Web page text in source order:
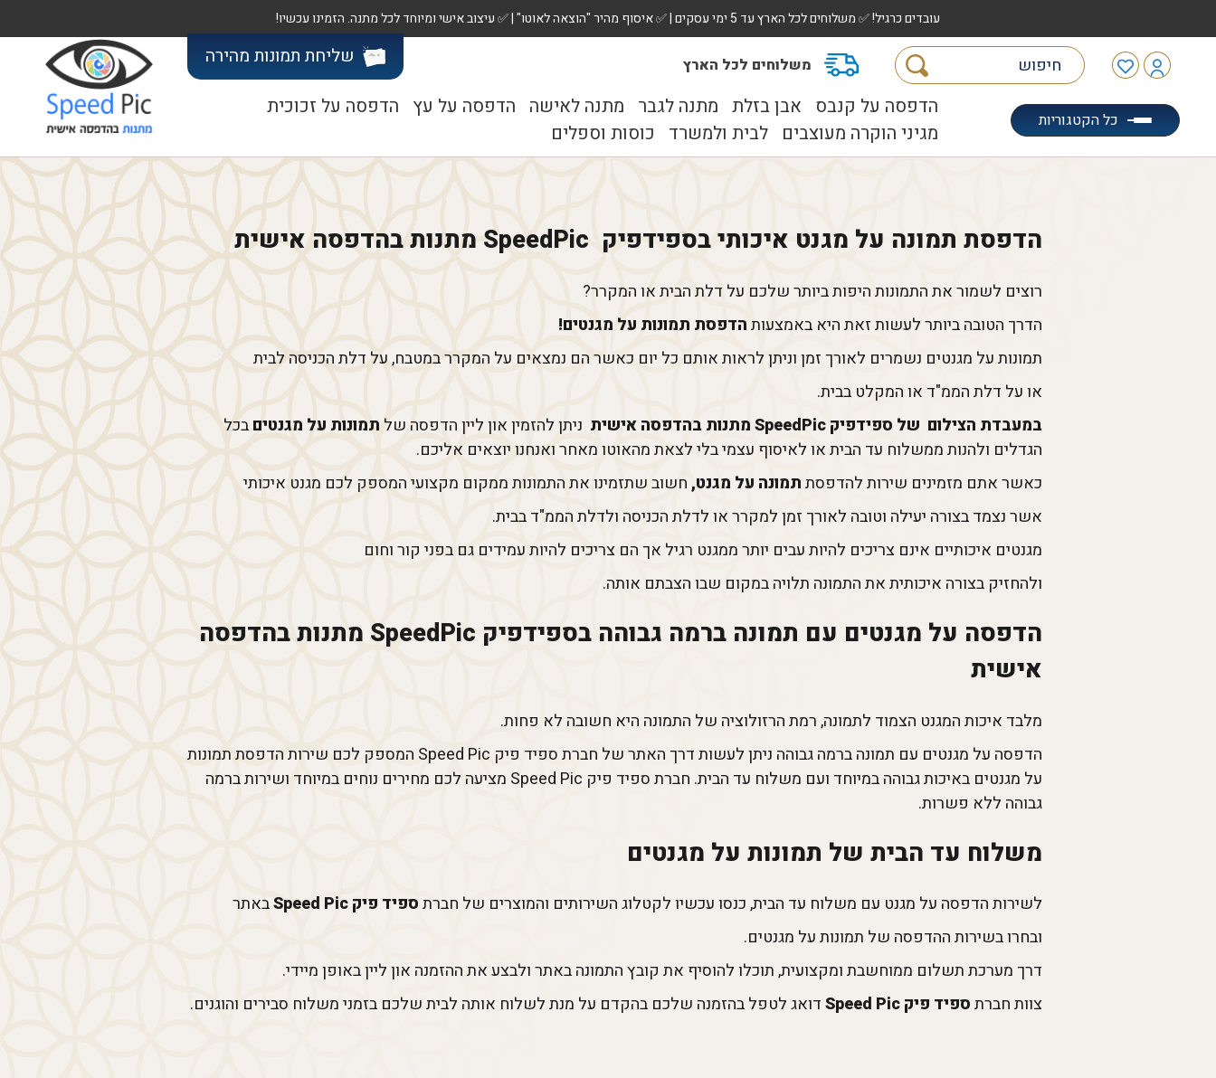
עובדים כרגיל! ✅ משלוחים לכל הארץ עד 5 ימי עסקים | ✅ איסוף מהיר "הוצאה לאוטו" | ✅ עיצוב אישי ומיוחד לכל מתנה. הזמינו עכשיו!
משלוחים לכל הארץ שליחת תמונות מהירה
כל הקטגוריות
הדפסה על קנבס אבן בזלת מתנה לגבר מתנה לאישה הדפסה על עץ הדפסה על זכוכית
מגיני הוקרה מעוצבים לבית ולמשרד כוסות וספלים
הדפסת תמונה על מגנט איכותי בספידפיק SpeedPic מתנות בהדפסה אישית
רוצים לשמור את התמונות היפות ביותר שלכם על דלת הבית או המקרר?
הדרך הטובה ביותר לעשות זאת היא באמצעותהדפסת תמונות על מגנטים!
תמונות על מגנטים נשמרים לאורך זמן וניתן לראות אותם כל יום כאשר הם נמצאים על המקרר במטבח, על דלת הכניסה לבית
או על דלת הממ"ד או המקלט בבית.
במעבדת הצילום של ספידפיק SpeedPic מתנות בהדפסה אישית
ניתן להזמין און ליין הדפסה של תמונות על מגנטיםבכל
הגדלים ולהנות ממשלוח עד הבית או לאיסוף עצמי בלי לצאת מהאוטו מאחר ואנחנו יוצאים אליכם.
כאשר אתם מזמינים שירות להדפסתתמונה על מגנט,חשוב שתזמינו את התמונות ממקום מקצועי המספק לכם מגנט איכותי
אשר נצמד בצורה יעילה וטובה לאורך זמן למקרר או לדלת הכניסה ולדלת הממ"ד בבית.
מגנטים איכותיים אינם צריכים להיות עבים יותר ממגנט רגיל אך הם צריכים להיות עמידים גם בפני קור וחום
ולהחזיק בצורה איכותית את התמונה תלויה במקום שבו הצבתם אותה.
הדפסה על מגנטים עם תמונה ברמה גבוהה בספידפיק SpeedPic מתנות בהדפסה
אישית
מלבד איכות המגנט הצמוד לתמונה, רמת הרזולוציה של התמונה היא חשובה לא פחות.
הדפסה על מגנטים עם תמונה ברמה גבוהה ניתן לעשות דרך האתר של חברת ספיד פיק Speed Pic המספק לכם שירות הדפסת תמונות
על מגנטים באיכות גבוהה במיוחד ועם משלוח עד הבית. חברת ספיד פיק Speed Pic מציעה לכם מחירים נוחים במיוחד ושירות ברמה
גבוהה ללא פשרות.
משלוח עד הבית של תמונות על מגנטים
לשירות הדפסה על מגנט עם משלוח עד הבית, כנסו עכשיו לקטלוג השירותים והמוצרים של חברתספיד פיק Speed Pic
באתר
ובחרו בשירות ההדפסה של תמונות על מגנטים.
דרך מערכת תשלום ממוחשבת ומקצועית, תוכלו להוסיף את קובץ התמונה באתר ולבצע את ההזמנה און ליין באופן מיידי.
צוות חברתספיד פיק Speed Pic דואג לטפל בהזמנה שלכם בהקדם על מנת לשלוח אותה לבית שלכם בזמני משלוח סבירים והוגנים.